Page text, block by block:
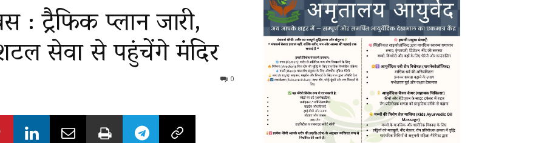
: ट्रैफिक प्लान जारी,
सेवा से पहुंचेंगे मंदिर
0